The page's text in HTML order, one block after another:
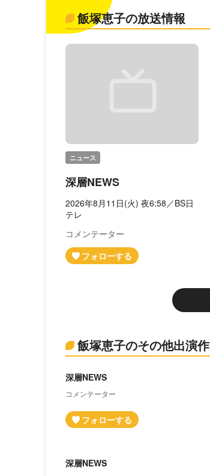
飯塚恵子の放送情報
ニュース
深層NEWS
2026年8月11日(火) 夜6:58／BS日
テレ
コメンテーター
飯塚恵子のその他出演作
深層NEWS
コメンテーター
深層NEWS